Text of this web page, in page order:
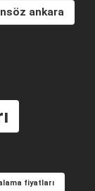
ankara
fiyatları